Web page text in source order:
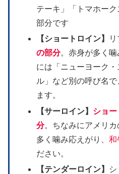
テーキ」「トマホー
部分です
【ショートロイン】
の部分。赤身が多く
には「ニューヨーク
ル」など別の呼び名
ます。
【サーロイン】 ショ
分。ちなみにアメリ
多く噛み応えがり、和
ださい。
【テンダーロイン】